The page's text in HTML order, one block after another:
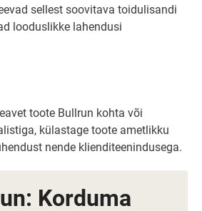
sellest soovitava toidulisandi
looduslikke lahendusi
toote Bullrun kohta või
külastage toote ametlikku
nende klienditeenindusega.
Korduma